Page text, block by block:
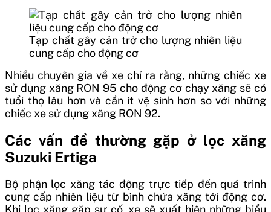
Tạp chất gây cản trở cho lượng nhiên liệu
cung cấp cho động cơ
Nhiều chuyên gia về xe chỉ ra rằng, những chiếc xe
sử dụng xăng RON 95 cho động cơ chạy xăng sẽ có
tuổi thọ lâu hơn và cần ít vệ sinh hơn so với những
chiếc xe sử dụng xăng RON 92.
Các vấn đề thường gặp ở lọc xăng
Suzuki Ertiga
Bộ phận lọc xăng tác động trực tiếp đến quá trình
cung cấp nhiên liệu từ bình chứa xăng tới động cơ.
Khi lọc xăng gặp sự cố, xe sẽ xuất hiện những biểu